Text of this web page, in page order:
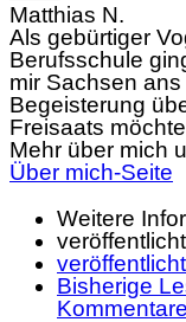
Matthias N.
Als gebürtiger
Berufsschule
mir Sachsen
Begeisterung
Freisaats
Mehr über mich
Über mich-Seite
Weitere
Bisherige
Kommentare